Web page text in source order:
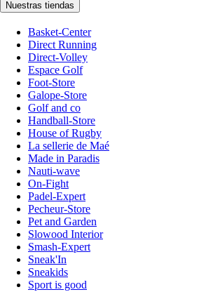
Nuestras tiendas
Basket-Center
Direct Running
Direct-Volley
Espace Golf
Foot-Store
Galope-Store
Golf and co
Handball-Store
House of Rugby
La sellerie de Maé
Made in Paradis
Nauti-wave
On-Fight
Padel-Expert
Pecheur-Store
Pet and Garden
Slowood Interior
Smash-Expert
Sneak'In
Sneakids
Sport is good